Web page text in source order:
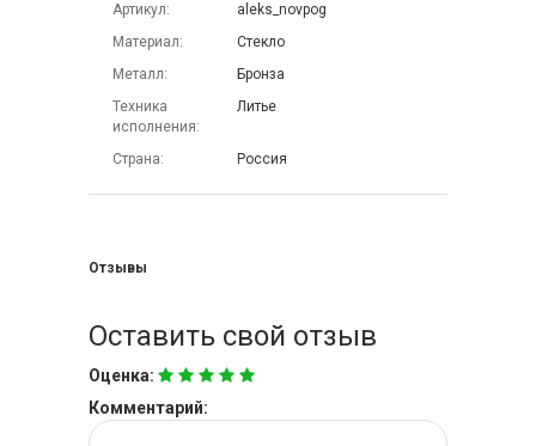
Артикул
aleks_novpog
Материал
Стекло
Металл
Бронза
Техника
исполнения
Литье
Страна Россия
Отзывы
Оставить свой отзыв
Оценка:
Комментарий: